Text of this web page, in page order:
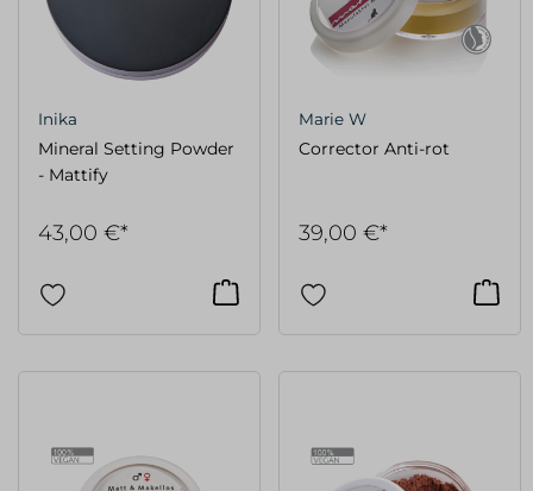
Inika
Mineral Setting Powder
- Mattify
43,00 €*
Marie W
Corrector Anti-rot
39,00 €*